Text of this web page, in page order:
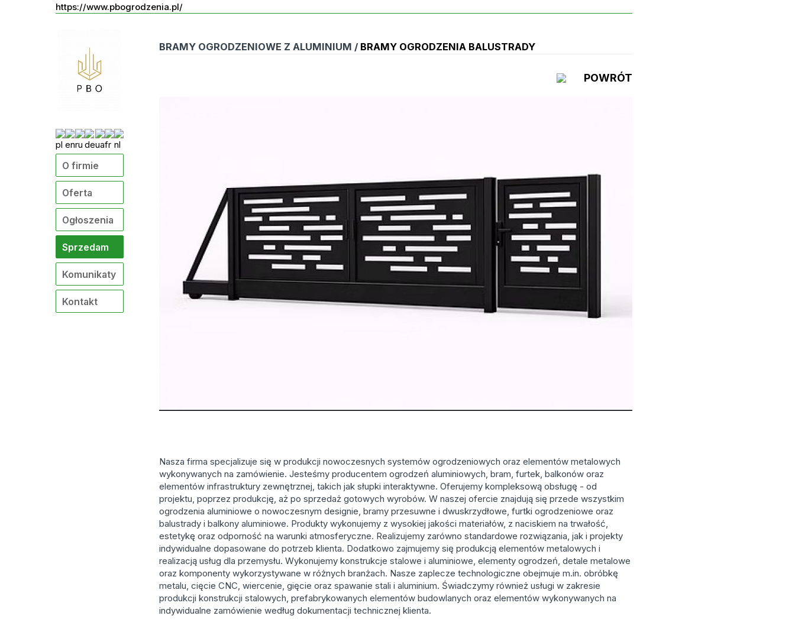
https://www.pbogrodzenia.pl/
O firmie
Oferta
Ogłoszenia
Sprzedam
Komunikaty
Kontakt
BRAMY OGRODZENIOWE Z ALUMINIUM / BRAMY OGRODZENIA BALUSTRADY
POWRÓT
Nasza firma specjalizuje się w produkcji nowoczesnych systemów ogrodzeniowych oraz elementów metalowych
wykonywanych na zamówienie. Jesteśmy producentem ogrodzeń aluminiowych, bram, furtek, balkonów oraz
elementów infrastruktury zewnętrznej, takich jak słupki interaktywne. Oferujemy kompleksową obsługę - od
projektu, poprzez produkcję, aż po sprzedaż gotowych wyrobów. W naszej ofercie znajdują się przede wszystkim
ogrodzenia aluminiowe o nowoczesnym designie, bramy przesuwne i dwuskrzydłowe, furtki ogrodzeniowe oraz
balustrady i balkony aluminiowe. Produkty wykonujemy z wysokiej jakości materiałów, z naciskiem na trwałość,
estetykę oraz odporność na warunki atmosferyczne. Realizujemy zarówno standardowe rozwiązania, jak i projekty
indywidualne dopasowane do potrzeb klienta. Dodatkowo zajmujemy się produkcją elementów metalowych i
realizacją usług dla przemysłu. Wykonujemy konstrukcje stalowe i aluminiowe, elementy ogrodzeń, detale metalowe
oraz komponenty wykorzystywane w różnych branżach. Nasze zaplecze technologiczne obejmuje m.in. obróbkę
metalu, cięcie CNC, wiercenie, gięcie oraz spawanie stali i aluminium. Świadczymy również usługi w zakresie
produkcji konstrukcji stalowych, prefabrykowanych elementów budowlanych oraz elementów wykonywanych na
indywidualne zamówienie według dokumentacji technicznej klienta.